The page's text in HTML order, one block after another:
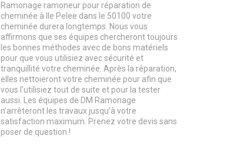
Ramonage ramoneur pour réparation de
cheminée à Ile Pelee dans le 50100 votre
cheminée durera longtemps. Nous vous
affirmons que ses équipes chercheront toujours
les bonnes méthodes avec de bons matériels
pour que vous utilisiez avec sécurité et
tranquillité votre cheminée. Après la réparation,
elles nettoieront votre cheminée pour afin que
vous l’utilisiez tout de suite et pour la tester
aussi. Les équipes de DM Ramonage
n’arrêteront les travaux jusqu’à votre
satisfaction maximum. Prenez votre devis sans
poser de question !